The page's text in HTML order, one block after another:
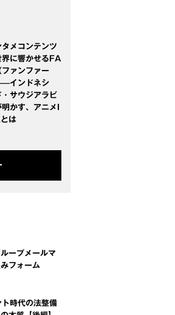
タメコンテンツ
界に響かせるFA
ァンファー
インドネシ
・サウジアラビ
かす、アニメI
は
ープメールマ
フォーム
時代の法整備